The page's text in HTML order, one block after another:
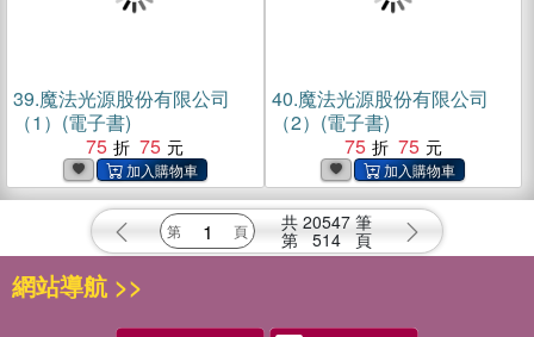
39.魔法光源股份有限公司
（1）(電子書)
75
75
40.魔法光源股份有限公司
（2）(電子書)
75
75
共 20547 筆
第 514 頁
網站導航 >>